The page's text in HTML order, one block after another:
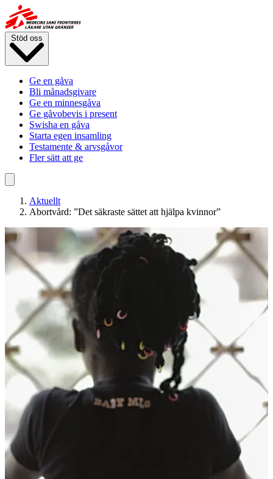
Hoppa
till
huvudinnehåll
Stöd oss
Ge en gåva
Bli månadsgivare
Ge en minnesgåva
Ge gåvobevis i present
Swisha en gåva
Starta egen insamling
Testamente & arvsgåvor
Fler sätt att ge
Aktuellt
Abortvård: ”Det säkraste sättet att hjälpa kvinnor”